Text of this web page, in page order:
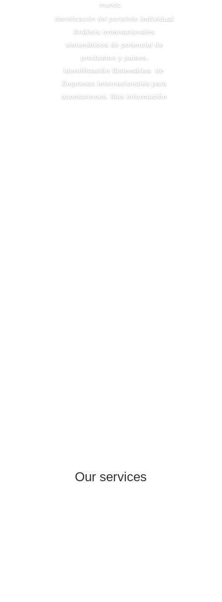
mundo.
Identificación del portafolio
individual
Análisis internacionales
sistemáticos de potencial de
productos y paises.
Identificación Sistemática de
Empresas Internacionales para
asociasiones. Mas información
Our services